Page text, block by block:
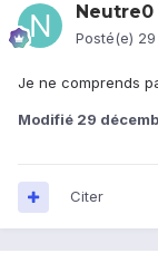
Neutre0
Posté(e)
Je ne comprends
Modifié 29
Citer